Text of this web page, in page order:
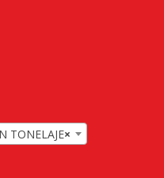
×
TONELAJE